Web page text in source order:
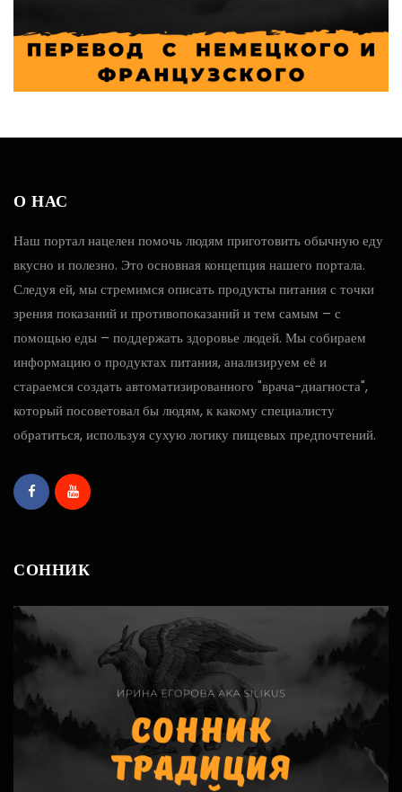
О НАС
Наш портал нацелен помочь людям приготовить обычную еду
вкусно и полезно. Это основная концепция нашего портала.
Следуя ей, мы стремимся описать продукты питания с точки
зрения показаний и противопоказаний и тем самым – с
помощью еды – поддержать здоровье людей. Мы собираем
информацию о продуктах питания, анализируем её и
стараемся создать автоматизированного "врача-диагноста",
который посоветовал бы людям, к какому специалисту
обратиться, используя сухую логику пищевых предпочтений.
СОННИК